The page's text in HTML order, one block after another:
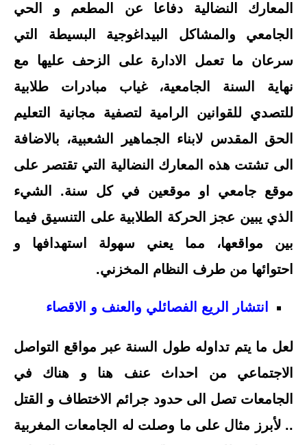
المعارك النضالية دفاعا عن المطعم و الحي
الجامعي والمشاكل البيداغوجية البسيطة التي
سرعان ما تعمل الادارة على الزحف عليها مع
نهاية السنة الجامعية، غياب مبادرات طلابية
للتصدي للقوانين الرامية لتصفية مجانية التعليم
الحق المقدس لابناء الجماهير الشعبية، بالاضافة
الى تشتت هذه المعارك النضالية التي تقتصر على
موقع جامعي او موقعين في كل سنة. الشيء
الذي يبين عجز الحركة الطلابية على التنسيق فيما
بين مواقعها، مما يعني سهولة استهدافها و
احتوائها من طرف النظام المخزني.
انتشار الريع الفصائلي والعنف و الاقصاء
لعل ما يتم تداوله طول السنة عبر مواقع التواصل
الاجتماعي من احداث عنف هنا و هناك في
الجامعات تصل الى حدود جرائم الاختطاف و القتل
.. لأبرز مثال على ما وصلت له الجامعات المغربية